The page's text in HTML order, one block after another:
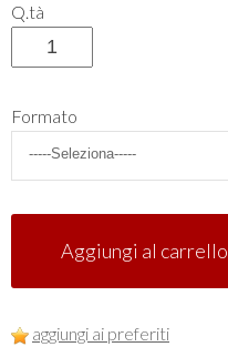
Q.tà
Formato
Aggiungi al carrello
aggiungi ai preferiti